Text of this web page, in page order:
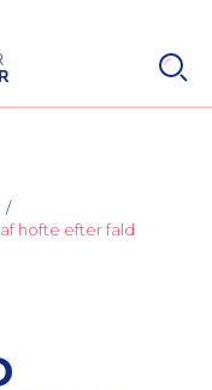
hofte efter fald